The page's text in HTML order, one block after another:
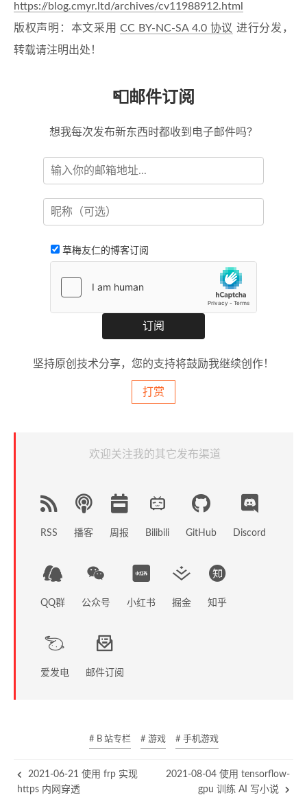
https://blog.cmyr.ltd/archives/cv11988912.html
版权声明：本文采用 CC BY-NC-SA 4.0 协议 进行分发，
转载请注明出处！
📮邮件订阅
想我每次发布新东西时都收到电子邮件吗？
草梅友仁的博客订阅
坚持原创技术分享，您的支持将鼓励我继续创作！
打赏
欢迎关注我的其它发布渠道
RSS 播客 周报 Bilibili GitHub Discord
QQ群 公众号 小红书 掘金 知乎
爱发电 邮件订阅
# B 站专栏 # 游戏 # 手机游戏
2021-06-21 使用 frp 实现
https 内网穿透
2021-08-04 使用 tensorflow-
gpu 训练 AI 写小说